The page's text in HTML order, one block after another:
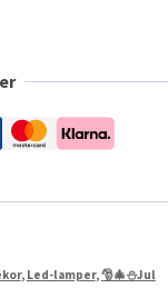
, Led-lamper,🎅🎄⛄Jul